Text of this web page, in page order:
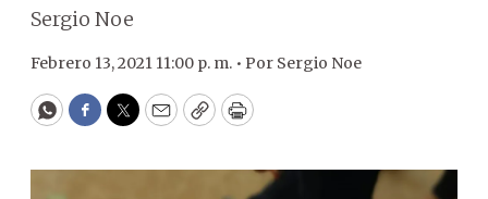
Sergio Noe
Febrero 13, 2021 11:00 p. m. • Por Sergio Noe
WhatsApp
Facebook
Twitter
EmailCopyPrint